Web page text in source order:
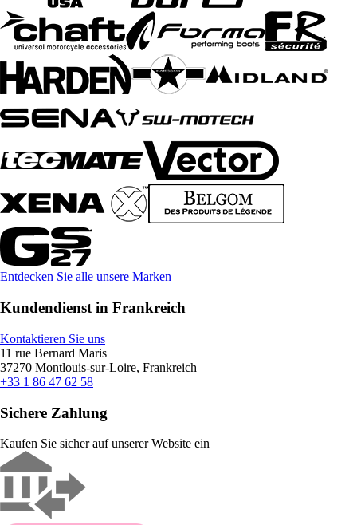
Entdecken Sie alle unsere Marken
Kundendienst in Frankreich
Kontaktieren Sie uns
11 rue Bernard Maris
37270 Montlouis-sur-Loire, Frankreich
+33 1 86 47 62 58
Sichere Zahlung
Kaufen Sie sicher auf unserer Website ein